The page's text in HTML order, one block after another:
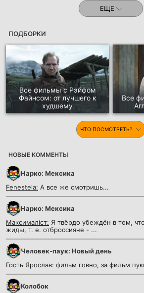
ЕЩЕ
ПОДБОРКИ
Все фильмы с Рэйфом
Файнсом: от лучшего к
худшему
Все
ЧТО ПОСМОТРЕТЬ?
НОВЫЕ КОММЕНТЫ
Нарко: Мексика
Fenestela: А все же смотришь...
Нарко: Мексика
Максималіст: Я твёрдо убеждён в том,
жиды, т. е. отброссияне - ...
Человек-паук: Новый день
Гость Ярослав: фильм говно, за фильм
Колобок